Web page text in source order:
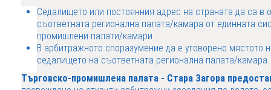
Седалището или постоянния адрес на страната да са в
съответната регионална палата/камара от единната
промишлени палати/камари
В арбитражното споразумение да е уговорено мястото
седалището на съответната регионална палата/камара.
Търговско-промишлена палата - Стара Загора